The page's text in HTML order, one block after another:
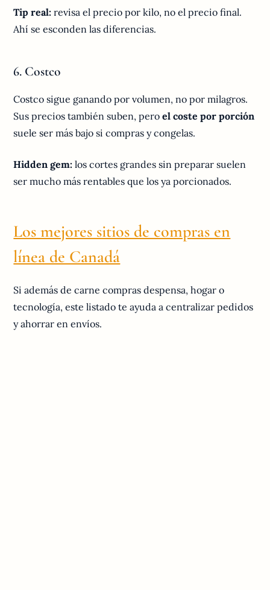
Tip real: revisa el precio por kilo, no el precio final.
Ahí se esconden las diferencias.
6. Costco
Costco sigue ganando por volumen, no por milagros.
Sus precios también suben, peroel coste por porción
suele ser más bajo si compras y congelas.
Hidden gem: los cortes grandes sin preparar suelen
ser mucho más rentables que los ya porcionados.
Los mejores sitios de compras en
línea de Canadá
Si además de carne compras despensa, hogar o
tecnología, este listado te ayuda a centralizar pedidos
y ahorrar en envíos.